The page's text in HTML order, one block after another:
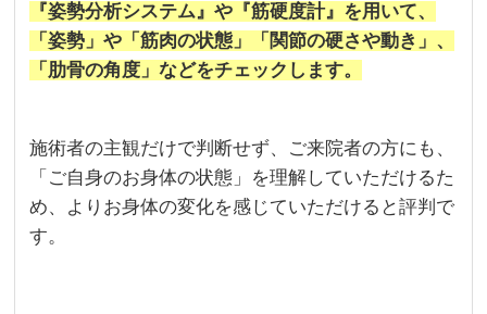
『姿勢分析システム』や『筋硬度計』を用いて、
「姿勢」や「筋肉の状態」「関節の硬さや動き」、
「肋骨の角度」などをチェックします。
施術者の主観だけで判断せず、ご来院者の方にも、
「ご自身のお身体の状態」を理解していただけるた
め、よりお身体の変化を感じていただけると評判で
す。